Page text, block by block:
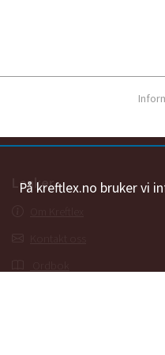
På kreftlex.no bruker vi
Lenker